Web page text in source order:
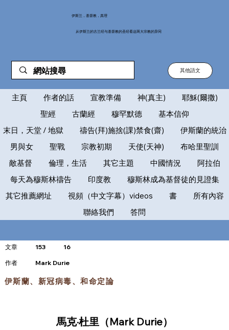
伊斯兰，基督教，真理
从伊斯兰的古兰经与基督教的圣经看这两大宗教的异同
其他語文
主頁 作者的話 宣教準備 神(真主)
耶穌(爾撒)
聖經
古蘭經 穆罕默德
基本信仰
末日，天堂 / 地獄
禱告(拜)施捨(課)禁食(齋)
伊斯蘭的統治
男與女
聖戰 宗教初期 天使(天神)
布哈里聖訓
敵基督
倫理，生活 其它主題 中國情況
阿拉伯
每天為穆斯林禱告
印度教
穆斯林成為基督徒的見證集
其它推薦網址
視頻（中文字幕）videos 書
所有內容
聯絡我們
答問
文章 153 16
​作者 Mark Durie
伊斯蘭、新冠病毒、和命定論
馬克·杜里（Mark Durie）